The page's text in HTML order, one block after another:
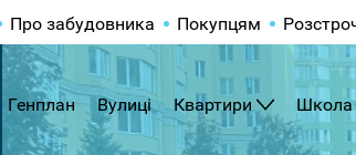
Про забудовника Покупцям
Генплан Вулиці Квартири Школа